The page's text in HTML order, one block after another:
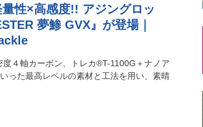
性×高感度!! アジングロッ
夢鯵 GVX』が登場｜
４軸カーボン、トレカ®T-1100G＋ナノア
った最高レベルの素材と工法を用い、素晴